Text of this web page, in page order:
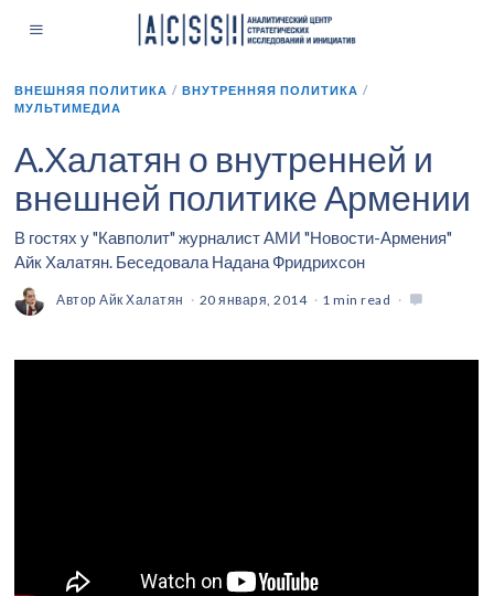
ВНЕШНЯЯ ПОЛИТИКА / ВНУТРЕННЯЯ ПОЛИТИКА /
МУЛЬТИМЕДИА
А.Халатян о внутренней и
внешней политике Армении
В гостях у "Кавполит" журналист АМИ "Новости-Армения"
Айк Халатян. Беседовала Надана Фридрихсон
АвторАйк Халатян 20 января, 2014 1 min read